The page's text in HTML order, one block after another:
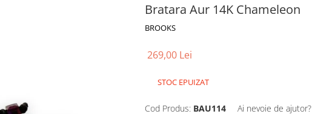
Bratara Aur 14K Chameleon
BROOKS
269,00 Lei
STOC EPUIZAT
Cod Produs: BAU114 Ai nevoie de ajutor?